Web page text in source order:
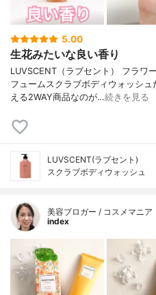
5.00
生花みたいな良い香り
LUVSCENT（ラブセント） フラワ
フュームスクラブボディウォッシ
える2WAY商品なのが…続きを見る
LUVSCENT(ラブセント)
スクラブボディウォッシュ
美容ブロガー / コスメマニア
index